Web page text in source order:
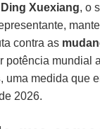
Ding Xuexiang, o
contra as
potência mundial
, uma medida que
2026.